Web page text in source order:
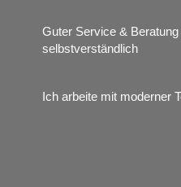
Guter Service &
selbstverständlich
Ich arbeite mit moderner